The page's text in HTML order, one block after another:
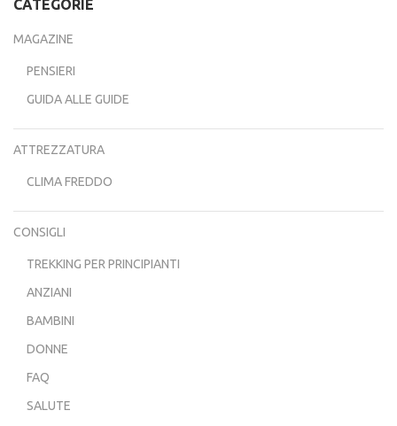
CATEGORIE
MAGAZINE
PENSIERI
GUIDA ALLE GUIDE
ATTREZZATURA
CLIMA FREDDO
CONSIGLI
TREKKING PER PRINCIPIANTI
ANZIANI
BAMBINI
DONNE
FAQ
SALUTE